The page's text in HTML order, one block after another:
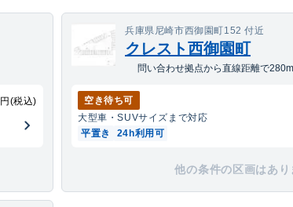
円(税込)
兵庫県尼崎市西御園町152 付近
クレスト西御園町
問い合わせ拠点から直線距離で280m
空き待ち可
大型車・SUVサイズまで対応
平置き
24h利用可
他の条件の区画はあり